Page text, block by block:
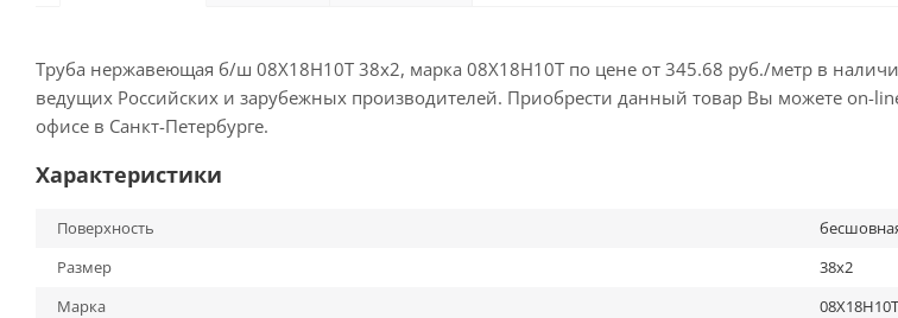
Труба нержавеющая б/ш 08Х18Н10Т 38х2, марка 08Х18Н10Т по цене от 345.68 руб./метр в
ведущих Российских и зарубежных производителей. Приобрести данный товар Вы можете on-
офисе в Санкт-Петербурге.
Характеристики
Поверхность
Размер
38х2
Марка
08Х18Н10Т